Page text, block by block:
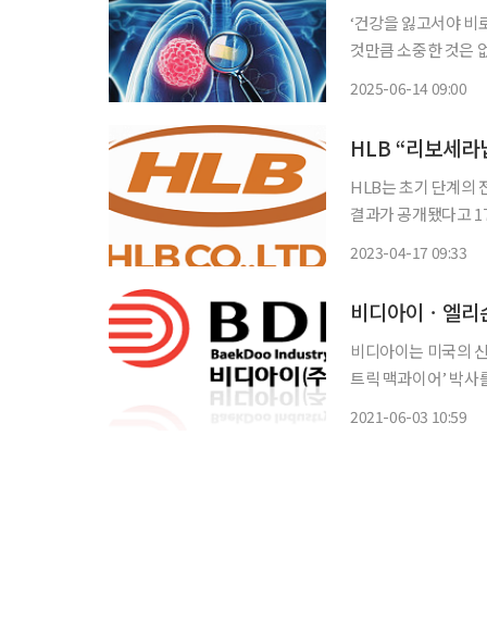
‘건강을 잃고서야
것만큼 소중한 것은
2025-06-14 09:00
HLB “리보세라
HLB는 초기 단계의
결과가 공개됐다고 17일 밝혔다. 이번 임상은 사전에 종양
2023-04-17 09:33
비디아이는 미국의
트릭 맥과이어’ 박
2021-06-03 10:59